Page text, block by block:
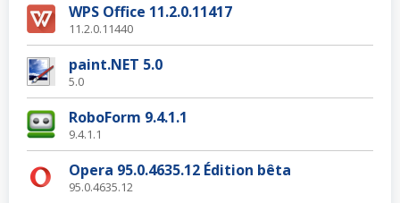
WPS Office 11.2.0.11417
11.2.0.11440
paint.NET 5.0
5.0
RoboForm 9.4.1.1
9.4.1.1
Opera 95.0.4635.12 Édition bêta
95.0.4635.12